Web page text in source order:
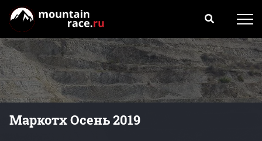
Маркотх Осень 2019